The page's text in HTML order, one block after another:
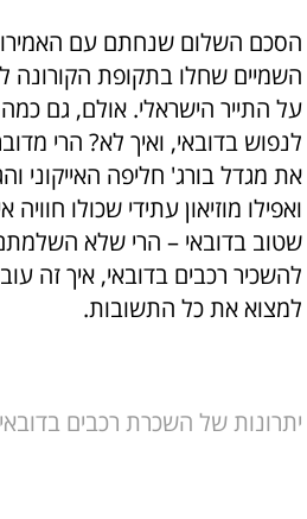
הסכם השלום שנחתם עם
השמיים שחלו בתקופת הקורונה
על התייר הישראלי. אולם, גם
לנפוש בדובאי, ואיך לא? הרי
את מגדל בורג' חליפה האייקוני
ואפילו מוזיאון עתידי שכולו
שטוב בדובאי – הרי שלא
להשכיר רכבים בדובאי, איך זה
למצוא את כל התשובות.
יתרונות של השכרת רכבים בדובאי